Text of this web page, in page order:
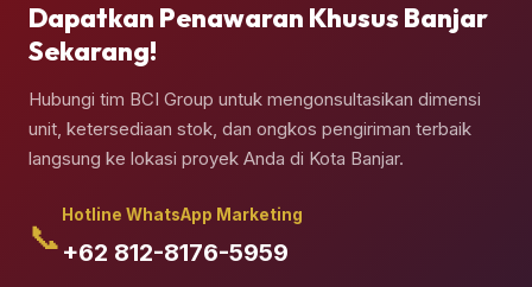
Dapatkan Penawaran Khusus Banjar
Sekarang!
Hubungi tim BCI Group untuk mengonsultasikan dimensi
unit, ketersediaan stok, dan ongkos pengiriman terbaik
langsung ke lokasi proyek Anda di Kota Banjar.
📞
Hotline WhatsApp Marketing
+62 812-8176-5959